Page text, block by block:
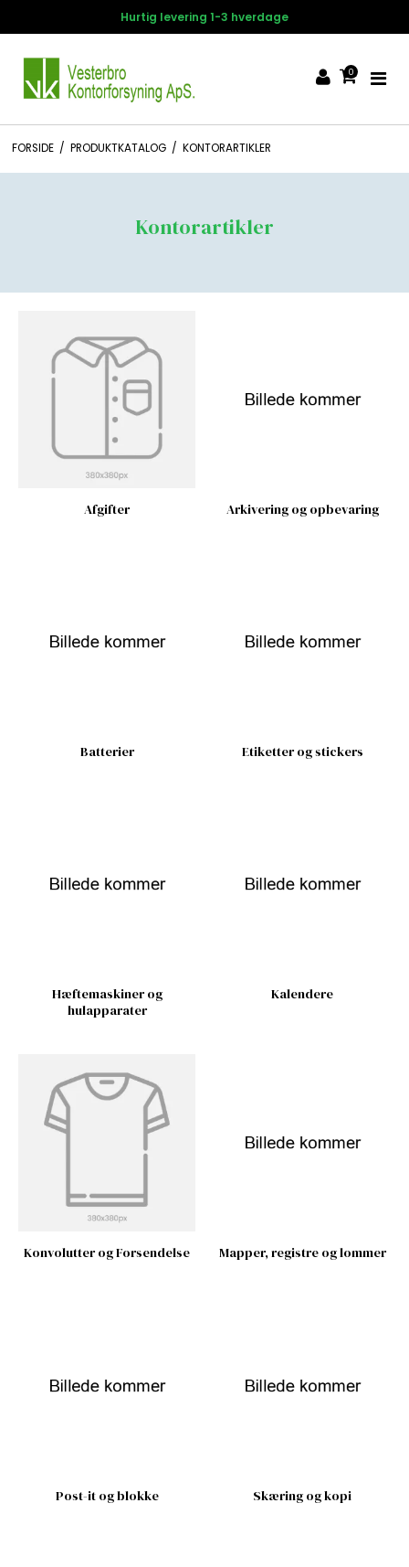
Hurtig levering 1-3 hverdage
0
FORSIDE / PRODUKTKATALOG / KONTORARTIKLER
Kontorartikler
Afgifter Arkivering og opbevaring
Batterier Etiketter og stickers
Hæftemaskiner og
hulapparater
Kalendere
Konvolutter og Forsendelse Mapper, registre og lommer
Post-it og blokke Skæring og kopi